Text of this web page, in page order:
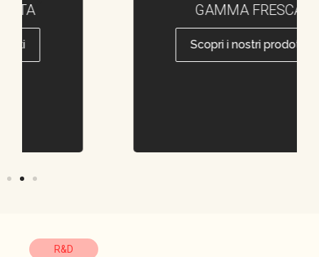
GAMMA FRESCA
Scopri i nostri prodotti
R&D